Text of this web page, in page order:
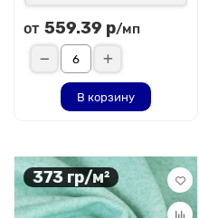
от 559.39 р/мп
В корзину
373 гр/м²